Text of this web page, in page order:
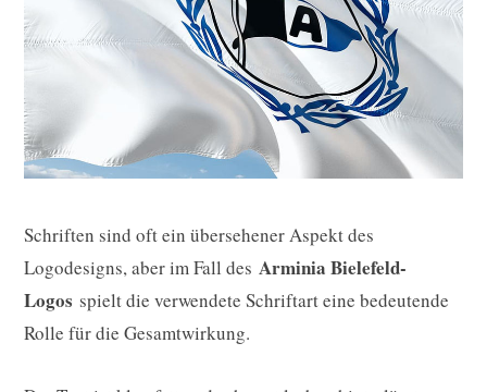
Schriften sind oft ein übersehener Aspekt des
Logodesigns, aber im Fall des Arminia Bielefeld-
Logos spielt die verwendete Schriftart eine bedeutende
Rolle für die Gesamtwirkung.